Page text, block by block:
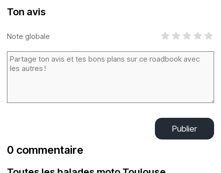
Ton avis
Note globale
Publier
0 commentaire